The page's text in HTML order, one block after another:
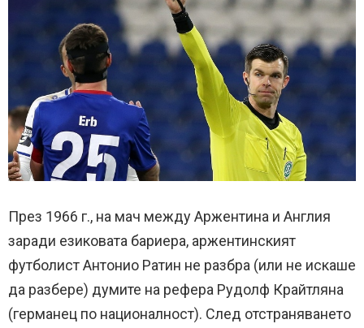
През 1966 г., на мач между Аржентина и Англия
заради езиковата бариера, аржентинският
футболист Антонио Ратин не разбра (или не искаше
да разбере) думите на рефера Рудолф Крайтляна
(германец по националност). След отстраняването